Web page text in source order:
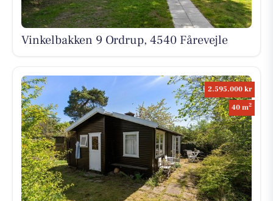
Vinkelbakken 9 Ordrup, 4540 Fårevejle
2.595.000 kr
40 m2